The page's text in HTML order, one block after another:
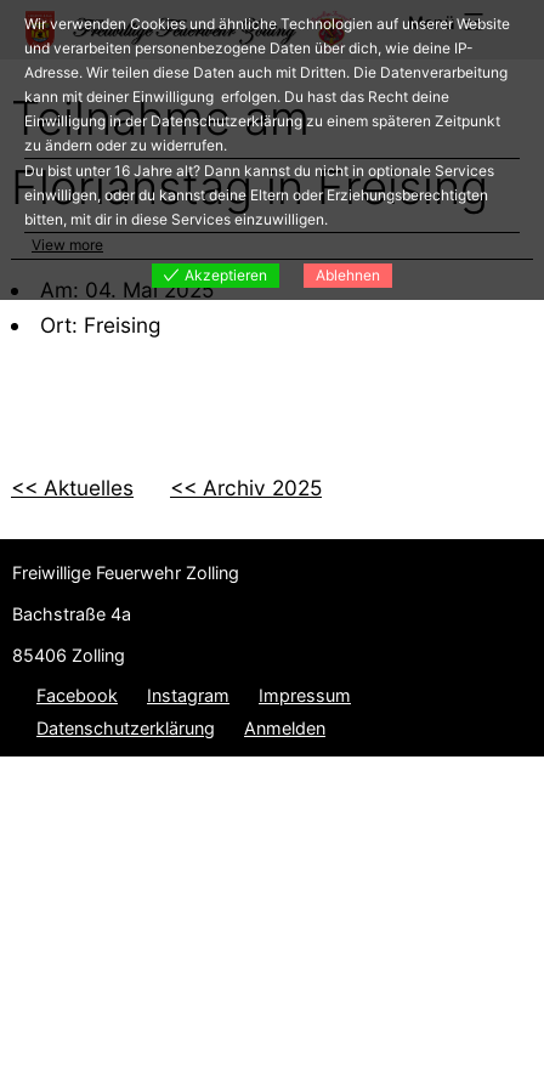
Zum
Inhalt
springen
Menü
Teilnahme am
Florianstag in Freising
Am: 04. Mai 2025
Ort: Freising
<< Aktuelles << Archiv 2025
Freiwillige Feuerwehr Zolling
Bachstraße 4a
85406 Zolling
Facebook
Instagram
Impressum
Datenschutzerklärung
Anmelden
Wir verwenden Cookies und ähnliche Technologien auf unserer Website
und verarbeiten personenbezogene Daten über dich, wie deine IP-
Adresse. Wir teilen diese Daten auch mit Dritten. Die Datenverarbeitung
kann mit deiner Einwilligung erfolgen. Du hast das Recht deine
Einwilligung in der Datenschutzerklärung zu einem späteren Zeitpunkt
zu ändern oder zu widerrufen.
Du bist unter 16 Jahre alt? Dann kannst du nicht in optionale Services
einwilligen, oder du kannst deine Eltern oder Erziehungsberechtigten
bitten, mit dir in diese Services einzuwilligen.
View more
Akzeptieren
Ablehnen